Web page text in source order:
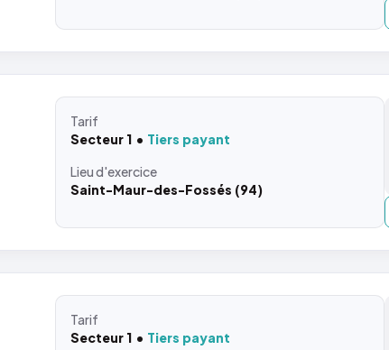
Tarif
Secteur 1
Tiers payant
Lieud'exercice
Saint-Maur-des-Fossés (94)
Tarif
Secteur 1
Tiers payant